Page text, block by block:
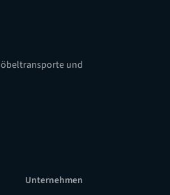
und
Unternehmen